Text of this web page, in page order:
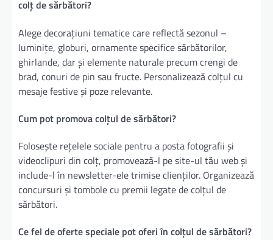
colț de sărbători?
Alege decorațiuni tematice care reflectă sezonul –
luminițe, globuri, ornamente specifice sărbătorilor,
ghirlande, dar și elemente naturale precum crengi de
brad, conuri de pin sau fructe. Personalizează colțul cu
mesaje festive și poze relevante.
Cum pot promova colțul de sărbători?
Folosește rețelele sociale pentru a posta fotografii și
videoclipuri din colț, promovează-l pe site-ul tău web și
include-l în newsletter-ele trimise clienților. Organizează
concursuri și tombole cu premii legate de colțul de
sărbători.
Ce fel de oferte speciale pot oferi în colțul de sărbători?